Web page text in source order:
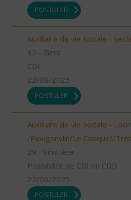
POSTULER
Auxiliaire de vie sociale -
32 - Gers
CDI
22/08/2025
POSTULER
Auxiliaire de vie sociale -
/Plougonvlin/Le Conquet/
29 - Finistère
Possibilité de CDI ou CDD
22/08/2025
POSTULER